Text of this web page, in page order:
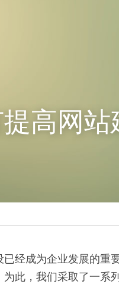
高网
经成为企业发展的重
此，我们采取了一系